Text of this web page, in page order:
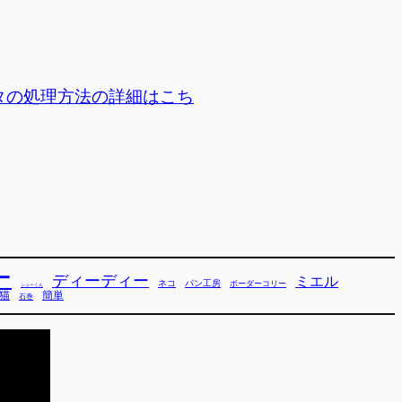
処理方法の詳細はこち
シューくん ディーディー ネコ パン工房 ボーダーコリー ミエル
猫 石巻 簡単